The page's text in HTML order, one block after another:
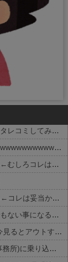
お前ら急げ！怪しい外人みつけたら法務省にタレコミしてみろ！意外と仕事するぞ？
【悲報】大卒初任給600万の時代へwwwwwwwwwwwwwwwwwww
【衝撃】浅田真央ちゃんの婚活条件がこちら←むしろコレは普通じゃね？w w w w w w w w
【速報】ルフィの幹部、懲役20年に決定する←コレは妥当か？？？？？？？
【画像】 Netflix版『リボンの騎士』、とんでもない事になるｗｗｗｗｗ
【放送事故】 昔のドラマのレ◯プシーン、今見るとアウトすぎる・・・
エネ夫に離婚を突きつけたら私の職場(法律事務所)に乗り込んできた 堂々と「離婚の法律相談です。母の薦めでこちらに参りました」と言っているが、...